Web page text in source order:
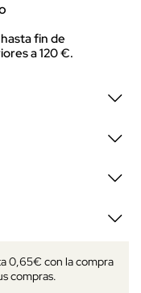
fin de
a 120 €.
0,65€ con la compra
compras.